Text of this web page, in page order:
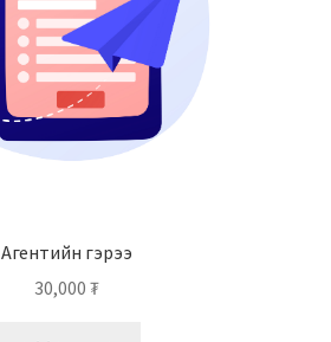
Агентийн гэрээ
30,000 ₮